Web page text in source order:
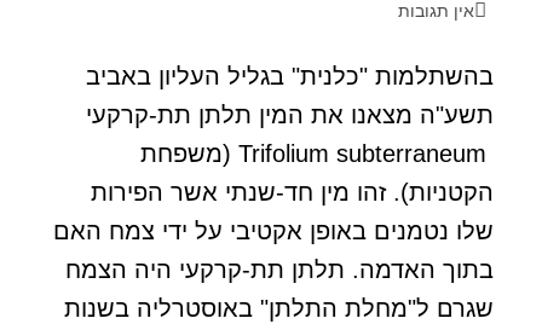
אין תגובות
בהשתלמות "כלנית" בגליל העליון באביב
תשע"ה מצאנו את המין תלתן תת-קרקעי
Trifolium subterraneum (משפחת
הקטניות). זהו מין חד-שנתי אשר הפירות
שלו נטמנים באופן אקטיבי על ידי צמח האם
בתוך האדמה. תלתן תת-קרקעי היה הצמח
שגרם ל"מחלת התלתן" באוסטרליה בשנות